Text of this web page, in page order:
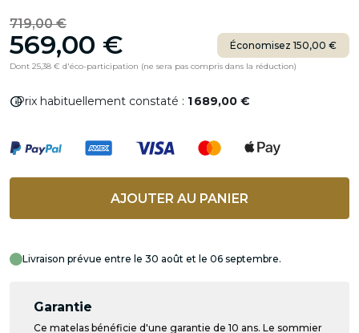
719,00 €
569,00 € Économisez 150,00 €
Dont 25,38 € d'éco-participation (ne sera pas compris dans la réduction)
infoPrix habituellement constaté : 1 689,00 €
AJOUTER AU PANIER
Livraison prévue entre le 30 août et le 06 septembre.
Garantie
Ce matelas bénéficie d'une garantie de 10 ans. Le sommier